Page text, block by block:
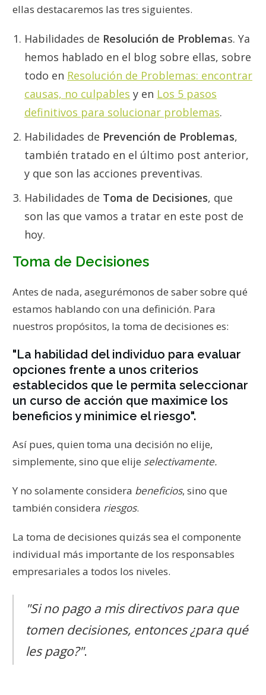
ellas destacaremos las tres siguientes.
Habilidades de Resolución de Problemas. Ya
hemos hablado en el blog sobre ellas, sobre
todo en Resolución de Problemas: encontrar
causas, no culpables y en Los 5 pasos
definitivos para solucionar problemas.
Habilidades de Prevención de Problemas,
también tratado en el último post anterior,
y que son las acciones preventivas.
Habilidades de Toma de Decisiones, que
son las que vamos a tratar en este post de
hoy.
Toma de Decisiones
Antes de nada, asegurémonos de saber sobre qué
estamos hablando con una definición. Para
nuestros propósitos, la toma de decisiones es:
"La habilidad del individuo para evaluar
opciones frente a unos criterios
establecidos que le permita seleccionar
un curso de acción que maximice los
beneficios y minimice el riesgo".
Así pues, quien toma una decisión no elije,
simplemente, sino que elije selectivamente.
Y no solamente considera beneficios, sino que
también considera riesgos.
La toma de decisiones quizás sea el componente
individual más importante de los responsables
empresariales a todos los niveles.
"Si no pago a mis directivos para que
tomen decisiones, entonces ¿para qué
les pago?".